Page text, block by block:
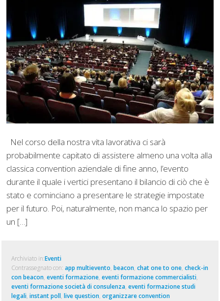
Nel corso della nostra vita lavorativa ci sarà
probabilmente capitato di assistere almeno una volta alla
classica convention aziendale di fine anno, l’evento
durante il quale i vertici presentano il bilancio di ciò che è
stato e cominciano a presentare le strategie impostate
per il futuro. Poi, naturalmente, non manca lo spazio per
un […]
Archiviato in:Eventi
Contrassegnato con: app multievento, beacon, chat one to one, check-in
con beacon, eventi formazione, eventi formazione commercialisti,
eventi formazione società di consulenza, eventi formazione studi
legali, instant poll, live question, organizzare convention